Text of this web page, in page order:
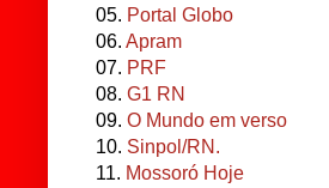
05. Portal Globo
06. Apram
07. PRF
08. G1 RN
09. O Mundo em verso
10. Sinpol/RN.
11. Mossoró Hoje